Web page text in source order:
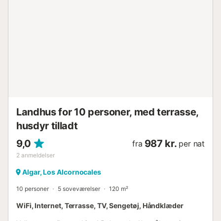
Landhus for 10 personer, med terrasse,
husdyr tilladt
9,0
2 anmeldelser
fra 987 kr. per nat
Algar, Los Alcornocales
10 personer 5 soveværelser 120 m²
WiFi, Internet, Terrasse, TV, Sengetøj, Håndklæder